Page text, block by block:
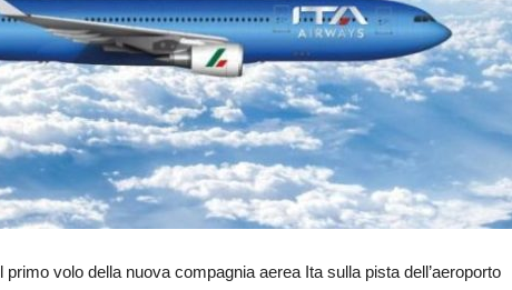
volo della nuova compagnia aerea Ita sulla pista dell’aeroporto